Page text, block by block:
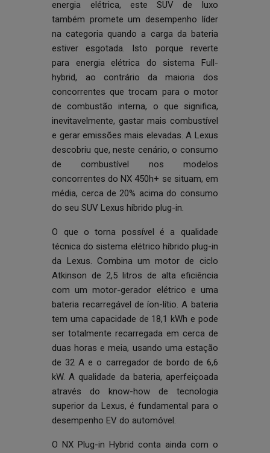
energia elétrica, este SUV de luxo
também promete um desempenho líder
na categoria quando a carga da bateria
estiver esgotada. Isto porque reverte
para energia elétrica do sistema Full-
hybrid, ao contrário da maioria dos
concorrentes que trocam para o motor
de combustão interna, o que significa,
inevitavelmente, gastar mais combustível
e gerar emissões mais elevadas. A Lexus
descobriu que, neste cenário, o consumo
de combustível nos modelos
concorrentes do NX 450h+ se situam, em
média, cerca de 20% acima do consumo
do seu SUV Lexus híbrido plug-in.
O que o torna possível é a qualidade
técnica do sistema elétrico híbrido plug-in
da Lexus. Combina um motor de ciclo
Atkinson de 2,5 litros de alta eficiência
com um motor-gerador elétrico e uma
bateria recarregável de íon-lítio. A bateria
tem uma capacidade de 18,1 kWh e pode
ser totalmente recarregada em cerca de
duas horas e meia, usando uma estação
de 32 A e o carregador de bordo de 6,6
kW. A qualidade da bateria, aperfeiçoada
através do know-how de tecnologia
superior da Lexus, é fundamental para o
desempenho EV do automóvel.
O NX Plug-in Hybrid conta ainda com o